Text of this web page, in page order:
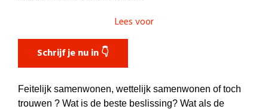
Lees voor
Schrijf je nu in 👇
Feitelijk samenwonen, wettelijk samenwonen of toch
trouwen ? Wat is de beste beslissing? Wat als de